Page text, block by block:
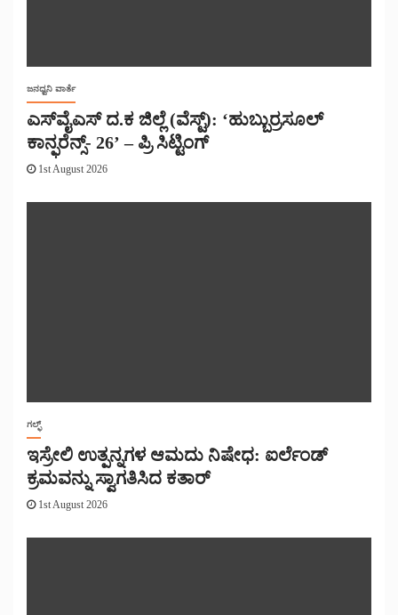
ಜನಧ್ವನಿ ವಾರ್ತೆ
ಎಸ್‌ವೈಎಸ್ ದ.ಕ ಜಿಲ್ಲೆ (ವೆಸ್ಟ್): ‘ಹುಬ್ಬುರ್ರಸೂಲ್
ಕಾನ್ಫರೆನ್ಸ್- 26’ – ಪ್ರಿ ಸಿಟ್ಟಿಂಗ್
1st August 2026
ಗಲ್ಫ್
ಇಸ್ರೇಲಿ ಉತ್ಪನ್ನಗಳ ಆಮದು ನಿಷೇಧ: ಐರ್ಲೆಂಡ್
ಕ್ರಮವನ್ನು ಸ್ವಾಗತಿಸಿದ ಕತಾರ್
1st August 2026